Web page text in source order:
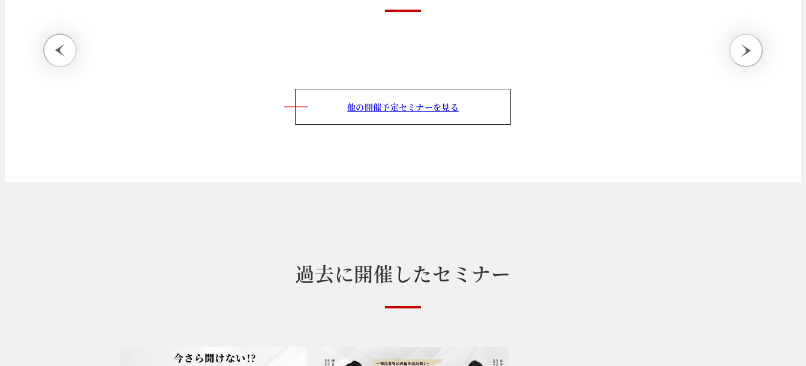
他の開催予定セミナーを見る
過去に開催したセ ミ ナー